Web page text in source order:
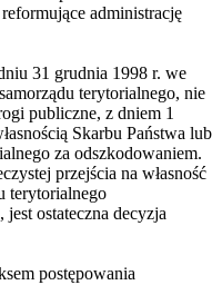
administrację
31 grudnia 1998 r. we
terytorialnego, nie
publiczne, z dniem 1
Skarbu Państwa lub
za odszkodowaniem.
przejścia na własność
terytorialnego
ostateczna decyzja
postępowania